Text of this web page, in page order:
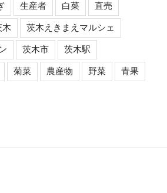
生産者 白菜 直売
木 茨木えきまえマルシェ
茨木市 茨木駅
菊菜 農産物 野菜 青果